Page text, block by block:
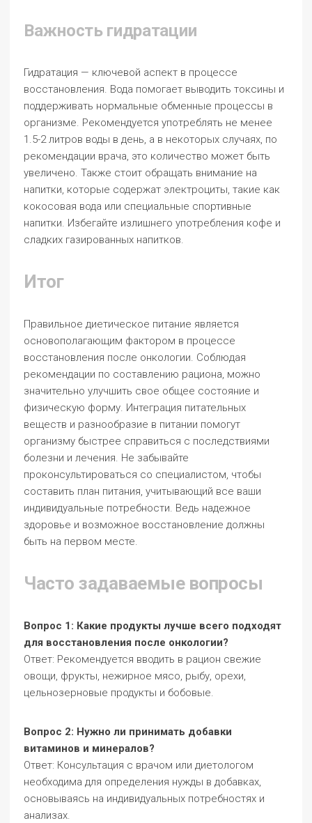
Важность гидратации
Гидратация — ключевой аспект в процессе
восстановления. Вода помогает выводить токсины и
поддерживать нормальные обменные процессы в
организме. Рекомендуется употреблять не менее
1.5-2 литров воды в день, а в некоторых случаях, по
рекомендации врача, это количество может быть
увеличено. Также стоит обращать внимание на
напитки, которые содержат электроциты, такие как
кокосовая вода или специальные спортивные
напитки. Избегайте излишнего употребления кофе и
сладких газированных напитков.
Итог
Правильное диетическое питание является
основополагающим фактором в процессе
восстановления после онкологии. Соблюдая
рекомендации по составлению рациона, можно
значительно улучшить свое общее состояние и
физическую форму. Интеграция питательных
веществ и разнообразие в питании помогут
организму быстрее справиться с последствиями
болезни и лечения. Не забывайте
проконсультироваться со специалистом, чтобы
составить план питания, учитывающий все ваши
индивидуальные потребности. Ведь надежное
здоровье и возможное восстановление должны
быть на первом месте.
Часто задаваемые вопросы
Вопрос 1: Какие продукты лучше всего подходят
для восстановления после онкологии?
Ответ: Рекомендуется вводить в рацион свежие
овощи, фрукты, нежирное мясо, рыбу, орехи,
цельнозерновые продукты и бобовые.
Вопрос 2: Нужно ли принимать добавки
витаминов и минералов?
Ответ: Консультация с врачом или диетологом
необходима для определения нужды в добавках,
основываясь на индивидуальных потребностях и
анализах.